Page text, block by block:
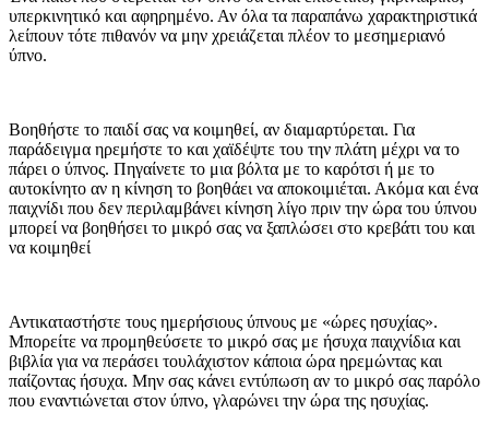
υπερκινητικό και αφηρημένο. Αν όλα τα παραπάνω χαρακτηριστικά
λείπουν τότε πιθανόν να μην χρειάζεται πλέον το μεσημεριανό
ύπνο.
Βοηθήστε το παιδί σας να κοιμηθεί, αν διαμαρτύρεται. Για
παράδειγμα ηρεμήστε το και χαϊδέψτε του την πλάτη μέχρι να το
πάρει ο ύπνος. Πηγαίνετε το μια βόλτα με το καρότσι ή με το
αυτοκίνητο αν η κίνηση το βοηθάει να αποκοιμιέται. Ακόμα και ένα
παιχνίδι που δεν περιλαμβάνει κίνηση λίγο πριν την ώρα του ύπνου
μπορεί να βοηθήσει το μικρό σας να ξαπλώσει στο κρεβάτι του και
να κοιμηθεί
Αντικαταστήστε τους ημερήσιους ύπνους με «ώρες ησυχίας».
Μπορείτε να προμηθεύσετε το μικρό σας με ήσυχα παιχνίδια και
βιβλία για να περάσει τουλάχιστον κάποια ώρα ηρεμώντας και
παίζοντας ήσυχα. Μην σας κάνει εντύπωση αν το μικρό σας παρόλο
που εναντιώνεται στον ύπνο, γλαρώνει την ώρα της ησυχίας.